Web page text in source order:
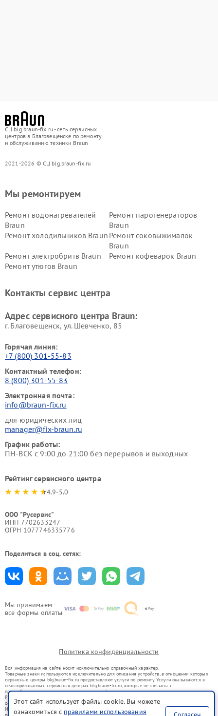
СЦ blg.braun-fix.ru - сеть сервисных
центров в Благовещенске по ремонту
и обслуживанию техники Braun
2021-2026 © СЦ blg.braun-fix.ru
Мы принимаем
все формы оплаты
Мы ремонтируем
Ремонт водонагревателей
Braun
Ремонт парогенераторов
Braun
Ремонт холодильников Braun Ремонт соковыжималок
Braun
Ремонт электробритв Braun
Ремонт кофеварок Braun
Ремонт утюгов Braun
Контакты сервис центра
Адрес сервисного центра Braun:
г. Благовещенск, ул. Шевченко, 85
Горячая линия:
+7 (800) 301-55-83
Контактный телефон:
8 (800) 301-55-83
Электронная почта:
info@braun-fix.ru
для юридических лиц
manager@fix-braun.ru
График работы:
ПН-ВСК с 9:00 до 21:00 без перерывов и выходных
Рейтинг сервисного центра
4.9-5.0
ООО "Русервис"
ИНН 7702633247
ОГРН 1077746335776
Поделиться в соц. сетях:
Политика конфиденциальности
Вся информация на сайте носит исключительно справочный характер.
Товарные знаки используются исключительно для описания устройств, в отношении которых
сервисные центры blg.braun-fix.ru предоставляют услуги по ремонту. Услуги оказываются в
неавторизованных сервисных центрах blg.braun-fix.ru, которые не связаны с
правообладателями товарных знаков или их официальными представителями.
Ремонт осуществляется для устройств, уже введенных в гражданский оборот в соответствии
со статьей 1487 ГК РФ.
Использование товарных знаков не преследует цели индивидуализации услуг или введения
Этот сайт использует файлы cookie. Вы можете
ознакомиться с правилами использования